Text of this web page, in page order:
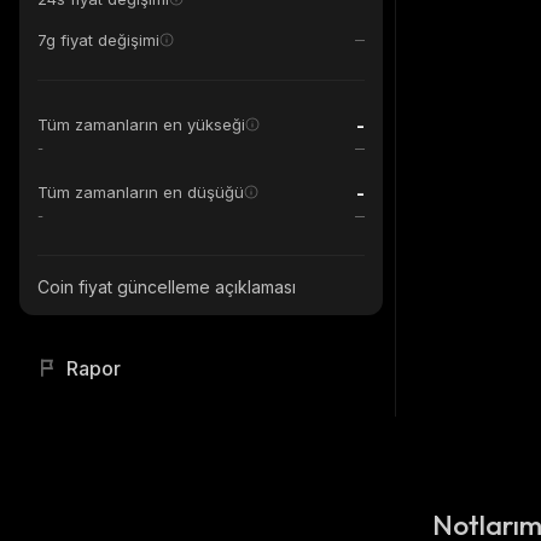
7g fiyat değişimi
Tüm zamanların en yükseği -
-
Tüm zamanların en düşüğü -
-
Coin fiyat güncelleme açıklaması
Rapor
Notlarım